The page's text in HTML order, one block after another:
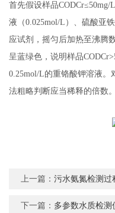
首先假设样品
液（0.025mol/L）、硫酸亚
应试剂，摇匀后加热至沸腾
呈蓝绿色，说明样品
0.25mol/L的重铬酸钾溶液
法粗略判断应当稀释的倍数。
上一篇：污水氨氮检测过
下一篇： 多参数水质检测